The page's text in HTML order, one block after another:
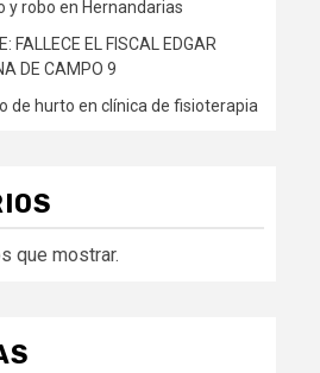
y robo en Hernandarias
FALLECE EL FISCAL EDGAR
DE CAMPO 9
de hurto en clínica de fisioterapia
que mostrar.